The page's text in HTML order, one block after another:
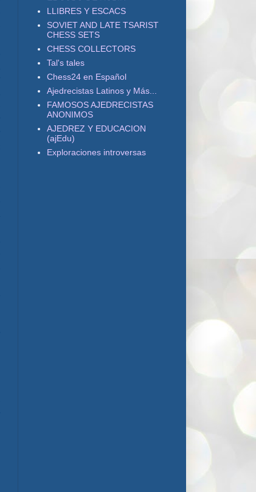
LLIBRES Y ESCACS
SOVIET AND LATE TSARIST
CHESS SETS
CHESS COLLECTORS
Tal's tales
Chess24 en Español
Ajedrecistas Latinos y Más...
FAMOSOS AJEDRECISTAS
ANONIMOS
AJEDREZ Y EDUCACION
(ajEdu)
Exploraciones introversas